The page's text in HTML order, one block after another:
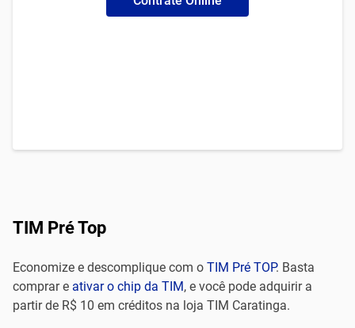
TIM Pré Top
Economize e descomplique com o TIM Pré TOP. Basta
comprar e ativar o chip da TIM, e você pode adquirir a
partir de R$ 10 em créditos na loja TIM Caratinga.